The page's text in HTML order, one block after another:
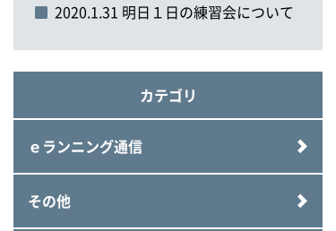
2020.1.31 明日１日の練習会について
カテゴリ
ｅランニング通信
その他